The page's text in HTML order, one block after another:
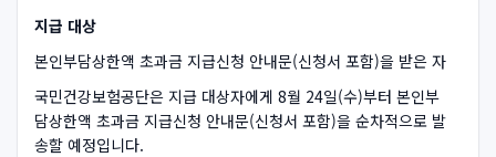
지급 대상
본인부담상한액 초과금 지급신청 안내문(신청서 포함)을 받은 자
국민건강보험공단은 지급 대상자에게 8월 24일(수)부터 본인부
담상한액 초과금 지급신청 안내문(신청서 포함)을 순차적으로 발
송할 예정입니다.